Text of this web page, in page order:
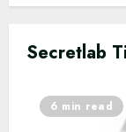
Secretlab
6 min read